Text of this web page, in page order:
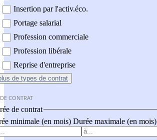
Insertion par l'activ.éco.
Portage salarial
Profession commerciale
Profession libérale
Reprise d'entreprise
de types de contrat
CONTRAT
de contrat
minimale (en mois) Durée maximale (en mois)